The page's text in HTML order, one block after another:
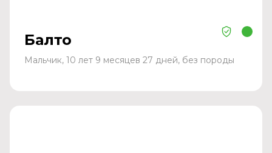
Балто
Мальчик, 10 лет 9 месяцев 27 дней, без породы